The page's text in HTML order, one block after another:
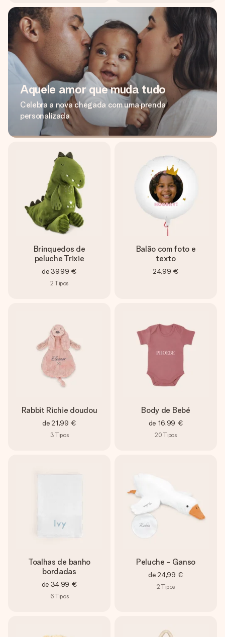
Aquele amor que muda tudo
Celebra a nova chegada com uma prenda
personalizada
Brinquedos de
peluche Trixie
de 39,99 €
2 Tipos
Balão com foto e
texto
24,99 €
Rabbit Richie doudou
de 21,99 €
3 Tipos
Body de Bebé
de 16,99 €
20 Tipos
Toalhas de banho
bordadas
de 34,99 €
6 Tipos
Peluche - Ganso
de 24,99 €
2 Tipos